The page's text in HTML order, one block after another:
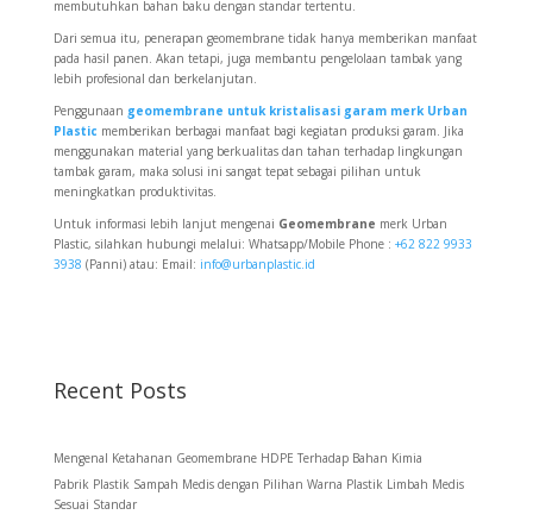
membutuhkan bahan baku dengan standar tertentu.
Dari semua itu, penerapan geomembrane tidak hanya memberikan manfaat
pada hasil panen. Akan tetapi, juga membantu pengelolaan tambak yang
lebih profesional dan berkelanjutan.
Penggunaan geomembrane untuk kristalisasi garam merk Urban
Plastic memberikan berbagai manfaat bagi kegiatan produksi garam. Jika
menggunakan material yang berkualitas dan tahan terhadap lingkungan
tambak garam, maka solusi ini sangat tepat sebagai pilihan untuk
meningkatkan produktivitas.
Untuk informasi lebih lanjut mengenai Geomembrane merk Urban
Plastic, silahkan hubungi melalui: Whatsapp/Mobile Phone : +62 822 9933
3938 (Panni) atau: Email: info@urbanplastic.id
Recent Posts
Mengenal Ketahanan Geomembrane HDPE Terhadap Bahan Kimia
Pabrik Plastik Sampah Medis dengan Pilihan Warna Plastik Limbah Medis
Sesuai Standar